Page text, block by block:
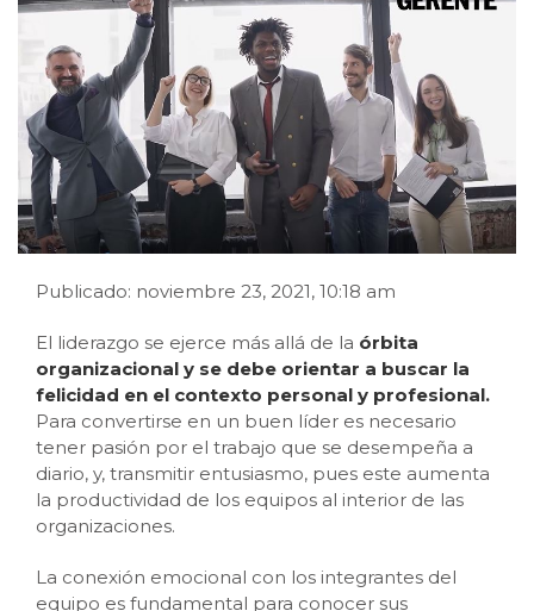
Publicado: noviembre 23, 2021, 10:18 am
El liderazgo se ejerce más allá de la órbita
organizacional y se debe orientar a buscar la
felicidad en el contexto personal y profesional.
Para convertirse en un buen líder es necesario
tener pasión por el trabajo que se desempeña a
diario, y, transmitir entusiasmo, pues este aumenta
la productividad de los equipos al interior de las
organizaciones.
La conexión emocional con los integrantes del
equipo es fundamental para conocer sus